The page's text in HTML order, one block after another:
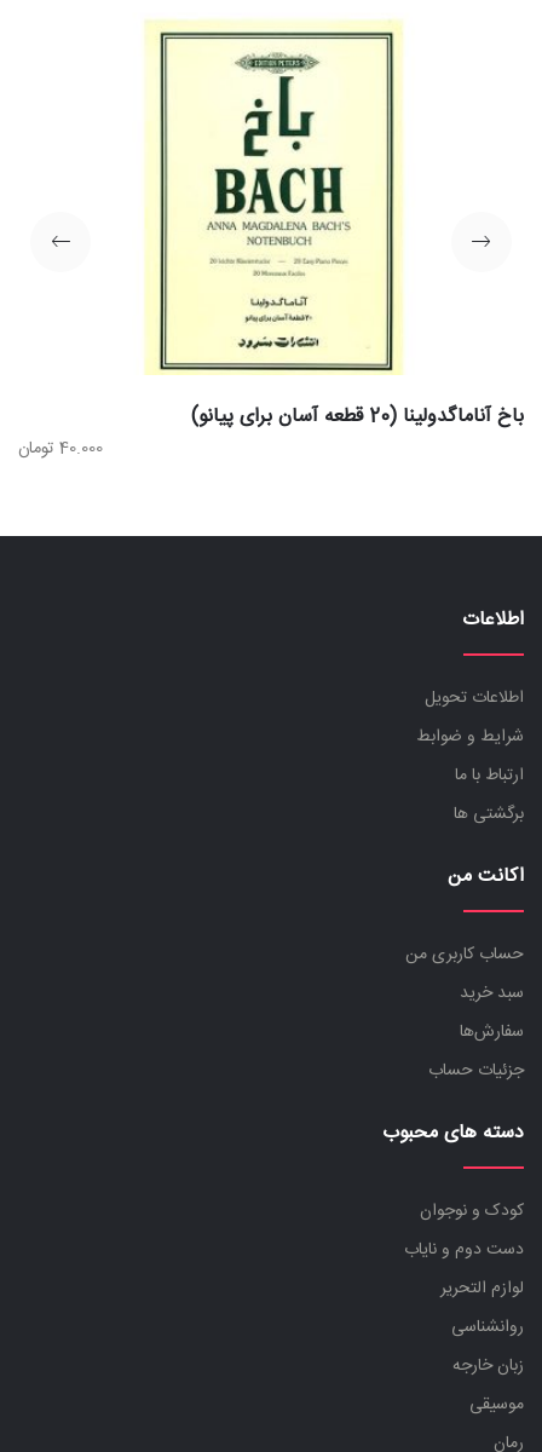
باخ آناماگدولینا (20 قطعه آسان برای پیانو)
40.000 تومان
اطلاعات
اطلاعات تحویل
شرایط و ضوابط
ارتباط با ما
برگشتی ها
اکانت من
حساب کاربری من
سبد خرید
سفارش‌ها
جزئیات حساب
دسته های محبوب
کودک و نوجوان
دست دوم و نایاب
لوازم التحریر
روانشناسی
زبان خارجه
موسیقی
رمان